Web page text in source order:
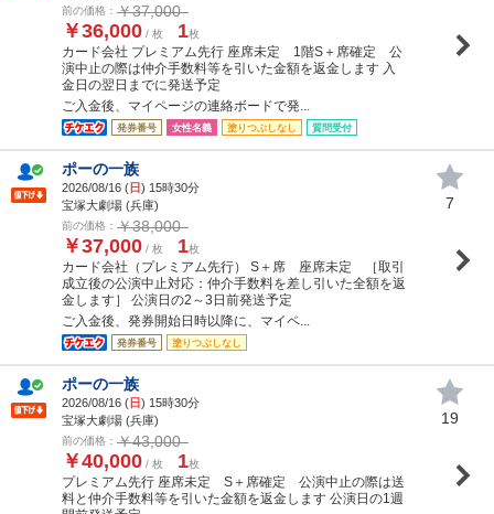
前の価格： ￥37,000
￥36,000 / 枚 1枚
カード会社 プレミアム先行 座席未定 1階S＋席確定 公
演中止の際は仲介手数料等を引いた金額を返金します 入
金日の翌日までに発送予定
ご入金後、マイページの連絡ボードで発...
発券番号 女性名義 塗りつぶしなし 質問受付
ポーの一族
2026/08/16 (日) 15時30分
宝塚大劇場 (兵庫)
前の価格： ￥38,000
￥37,000 / 枚 1枚
カード会社（プレミアム先行） S＋席 座席未定 ［取引
成立後の公演中止対応：仲介手数料を差し引いた全額を返
金します］ 公演日の2～3日前発送予定
ご入金後、発券開始日時以降に、マイペ...
発券番号 塗りつぶしなし
7
ポーの一族
2026/08/16 (日) 15時30分
宝塚大劇場 (兵庫)
前の価格： ￥43,000
￥40,000 / 枚 1枚
プレミアム先行 座席未定 S＋席確定 公演中止の際は送
料と仲介手数料等を引いた金額を返金します 公演日の1週
19